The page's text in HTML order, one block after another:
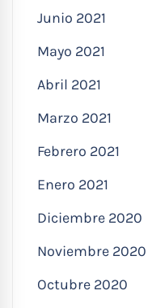
Junio 2021
Mayo 2021
Abril 2021
Marzo 2021
Febrero 2021
Enero 2021
Diciembre 2020
Noviembre 2020
Octubre 2020